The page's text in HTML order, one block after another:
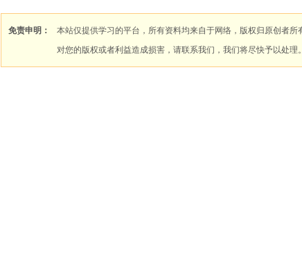
免责申明：
本站仅提供学习的平台，所有资料均来自于网络，版权归原创者
对您的版权或者利益造成损害，请联系我们，我们将尽快予以处理。